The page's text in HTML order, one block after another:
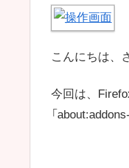
こんにちは、
今回は、
「